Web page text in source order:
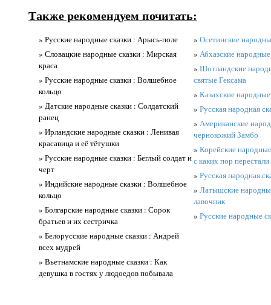
Также рекомендуем почитать:
» Русские народные сказки : Арысь-поле
» Словацкие народные сказки : Мирская
краса
» Русские народные сказки : Волшебное
кольцо
» Датские народные сказки : Солдатский
ранец
» Ирландские народные сказки : Ленивая
красавица и её тётушки
» Русские народные сказки : Беглый солдат и
черт
» Индийские народные сказки : Волшебное
кольцо
» Болгарские народные сказки : Сорок
братьев и их сестричка
» Белорусские народные сказки : Андрей
всех мудрей
» Вьетнамские народные сказки : Как
девушка в гостях у людоедов побывала
» Осетинские
» Абхазские
» Шотландские
святые Гексама
» Казахские
» Русская народная
» Американские
чернокожий Замбо
» Корейские
с каких пор
» Русская народная
» Латышские
лавочник
» Русские народные